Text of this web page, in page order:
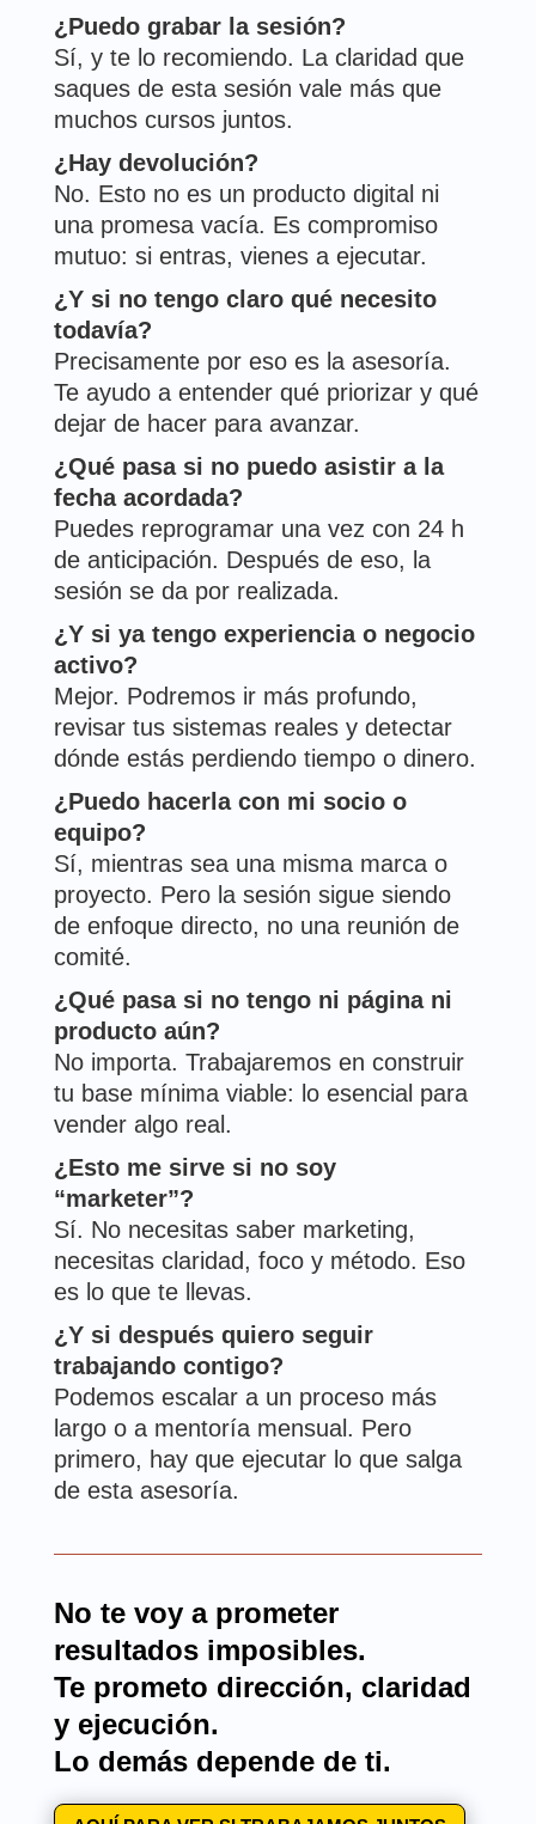
¿Puedo grabar la sesión?
Sí, y te lo recomiendo. La claridad que
saques de esta sesión vale más que
muchos cursos juntos.
¿Hay devolución?
No. Esto no es un producto digital ni
una promesa vacía. Es compromiso
mutuo: si entras, vienes a ejecutar.
¿Y si no tengo claro qué necesito
todavía?
Precisamente por eso es la asesoría.
Te ayudo a entender qué priorizar y qué
dejar de hacer para avanzar.
¿Qué pasa si no puedo asistir a la
fecha acordada?
Puedes reprogramar una vez con 24 h
de anticipación. Después de eso, la
sesión se da por realizada.
¿Y si ya tengo experiencia o negocio
activo?
Mejor. Podremos ir más profundo,
revisar tus sistemas reales y detectar
dónde estás perdiendo tiempo o dinero.
¿Puedo hacerla con mi socio o
equipo?
Sí, mientras sea una misma marca o
proyecto. Pero la sesión sigue siendo
de enfoque directo, no una reunión de
comité.
¿Qué pasa si no tengo ni página ni
producto aún?
No importa. Trabajaremos en construir
tu base mínima viable: lo esencial para
vender algo real.
¿Esto me sirve si no soy
“marketer”?
Sí. No necesitas saber marketing,
necesitas claridad, foco y método. Eso
es lo que te llevas.
¿Y si después quiero seguir
trabajando contigo?
Podemos escalar a un proceso más
largo o a mentoría mensual. Pero
primero, hay que ejecutar lo que salga
de esta asesoría.
No te voy a prometer
resultados imposibles.
Te prometo dirección, claridad
y ejecución.
Lo demás depende de ti.